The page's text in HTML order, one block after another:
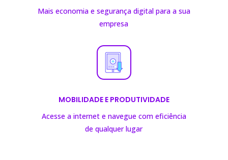
Mais economia e segurança digital para a sua
empresa
MOBILIDADE E PRODUTIVIDADE
Acesse a internet e navegue com eficiência
dequalquer lugar